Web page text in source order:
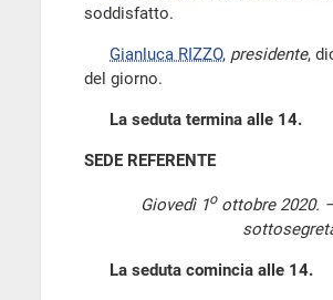
soddisfatto.
Gianluca RIZZO, presidente,
del giorno.
La seduta termina alle 14.
SEDE REFERENTE
Giovedì 1oottobre 2020.
La seduta comincia alle 14.